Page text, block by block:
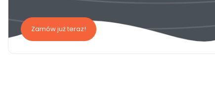
Zamów już teraz!